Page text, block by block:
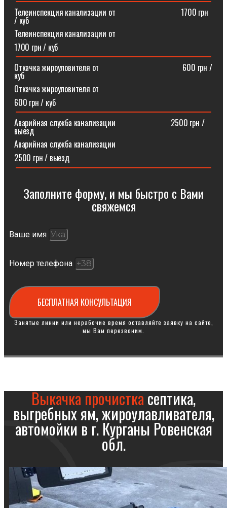
Телеинспекция канализации от⠀⠀⠀⠀⠀⠀⠀⠀⠀⠀⠀1700 грн
/ куб
Телеинспекция канализации от
1700 грн / куб
Откачка жироуловителя от⠀⠀⠀⠀⠀⠀⠀⠀⠀⠀⠀⠀⠀⠀600 грн /
куб
Откачка жироуловителя от
600 грн / куб
Аварийная служба канализации ⠀⠀⠀⠀⠀⠀⠀⠀⠀2500 грн /
выезд
Аварийная служба канализации
2500 грн / выезд
Заполните форму, и мы быстро с Вами
свяжемся​
Ваше имя
Номер телефона
БЕСПЛАТНАЯ КОНСУЛЬТАЦИЯ
Занятые линии или нерабочие время оставляйте заявку на сайте,
мы Вам перезвоним.
Выкачка прочисткасептика,
выгребных ям, жироулавливателя,
автомойки в г. Курганы Ровенская
обл.